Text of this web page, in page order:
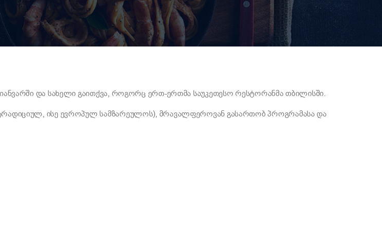
და სახელი გაითქვა, როგორც ერთ-ერთმა საუკეთესო რესტორანმა თბილისში.
ისე ევროპულ სამზარეულოს), მრავალფეროვან გასართობ პროგრამასა და